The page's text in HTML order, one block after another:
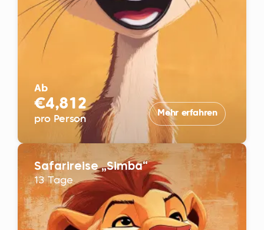
Ab
€4,812
pro Person
Mehr erfahren
Safarireise „Simba“
13 Tage